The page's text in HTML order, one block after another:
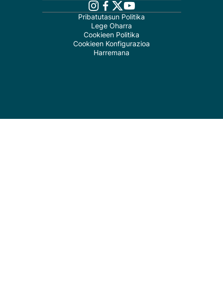
Pribatutasun Politika
Lege Oharra
Cookieen Politika
Cookieen Konfigurazioa
Harremana